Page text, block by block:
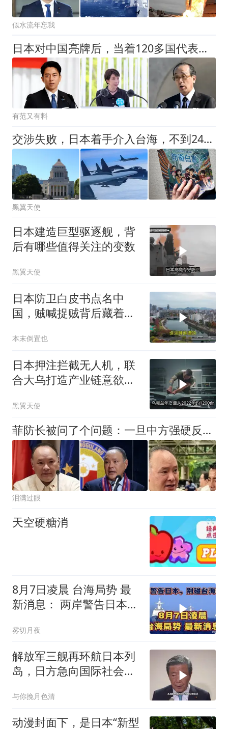
似水流年忘我
日本对中国亮牌后，当着120多国代表的面，高市早苗作出无核承诺
有范又有料
交涉失败，日本着手介入台海，不到24小时，解放军军机3路出动
黑翼天使
日本建造巨型驱逐舰，背
后有哪些值得关注的变数
黑翼天使
日本防卫白皮书点名中
国，贼喊捉贼背后藏着什
本末倒置也
日本押注拦截无人机，联
合大乌打造产业链意欲何
黑翼天使
菲防长被问了个问题：一旦中方强硬反制，敢奔赴仁爱礁一线吗？
泪满过眼
天空硬糖消
8月7日凌晨 台海局势 最
新消息： 两岸警告日本，
雾切月夜
解放军三舰再环航日本列
岛，日方急向国际社会告
与你挽月色清
动漫封面下，是日本“新型